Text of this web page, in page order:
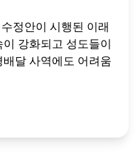
정안이 시행된 이래
강화되고 성도들이
달 사역에도 어려움